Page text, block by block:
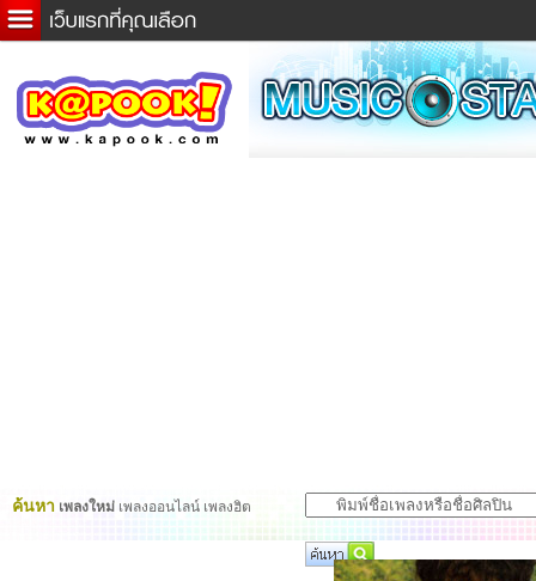
ข่าวด่วน
ละคร
ค้นหา เพลงใหม่ เพลงออนไลน์ เพลงฮิต